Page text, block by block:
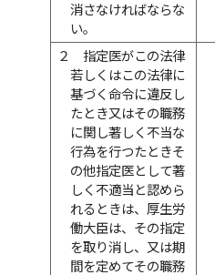
消さなければならな
い。
２
指定医がこの法律
若しくはこの法律に
基づく命令に違反し
たとき又はその職務
に関し著しく不当な
行為を行つたときそ
の他指定医として著
しく不適当と認めら
れるときは、厚生労
働大臣は、その指定
を取り消し、又は期
間を定めてその職務